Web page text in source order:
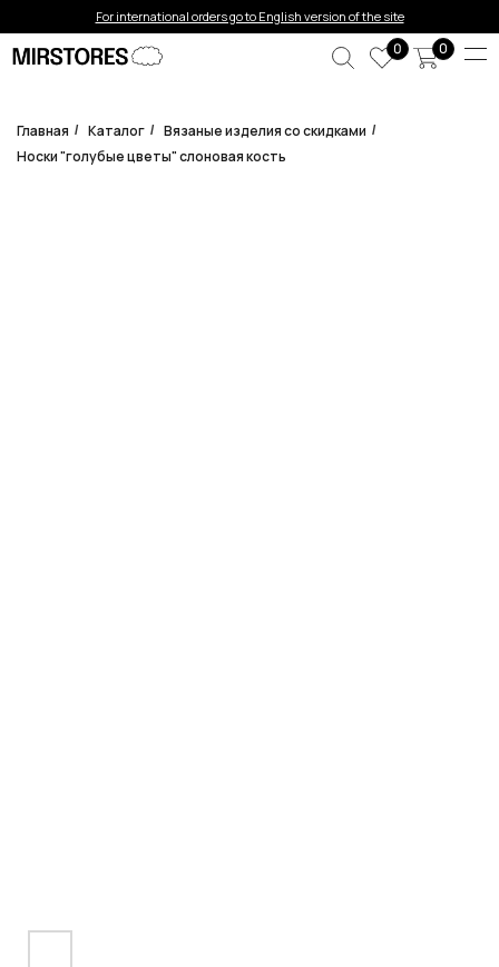
0
0
For international orders go to English version of the site
Error get alias
Главная / Каталог / Вязаные изделия со скидками /
Носки "голубые цветы" слоновая кость